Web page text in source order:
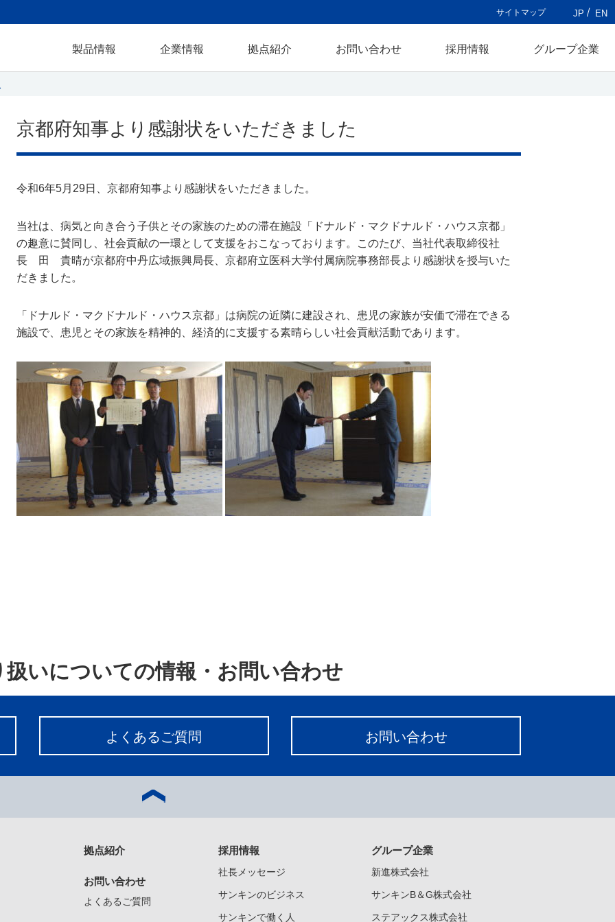
サイトマップ JP EN
製品情報 企業情報 拠点紹介 お問い合わせ 採用情報 グループ企業
京都府知事より感謝状をいただきました
令和6年5月29日、京都府知事より感謝状をいただきました。
当社は、病気と向き合う子供とその家族のための滞在施設「ドナルド・マクドナルド・ハウス京都」
の趣意に賛同し、社会貢献の一環として支援をおこなっております。このたび、当社代表取締役社
長 田 貴晴が京都府中丹広域振興局長、京都府立医科大学付属病院事務部長より感謝状を授与いた
だきました。
「ドナルド・マクドナルド・ハウス京都」は病院の近隣に建設され、患児の家族が安価で滞在できる
施設で、患児とその家族を精神的、経済的に支援する素晴らしい社会貢献活動であります。
扱いについての情報・お問い合わせ
よくあるご質問 お問い合わせ
拠点紹介
お問い合わせ
よくあるご質問
採用情報
社長メッセージ
サンキンのビジネス
サンキンで働く人
グループ企業
新進株式会社
サンキンB＆G株式会社
ステアックス株式会社